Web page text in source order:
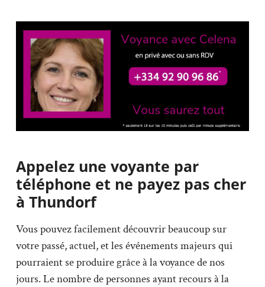
Appelez une voyante par
téléphone et ne payez pas cher
à Thundorf
Vous pouvez facilement découvrir beaucoup sur
votre passé, actuel, et les événements majeurs qui
pourraient se produire grâce à la voyance de nos
jours. Le nombre de personnes ayant recours à la